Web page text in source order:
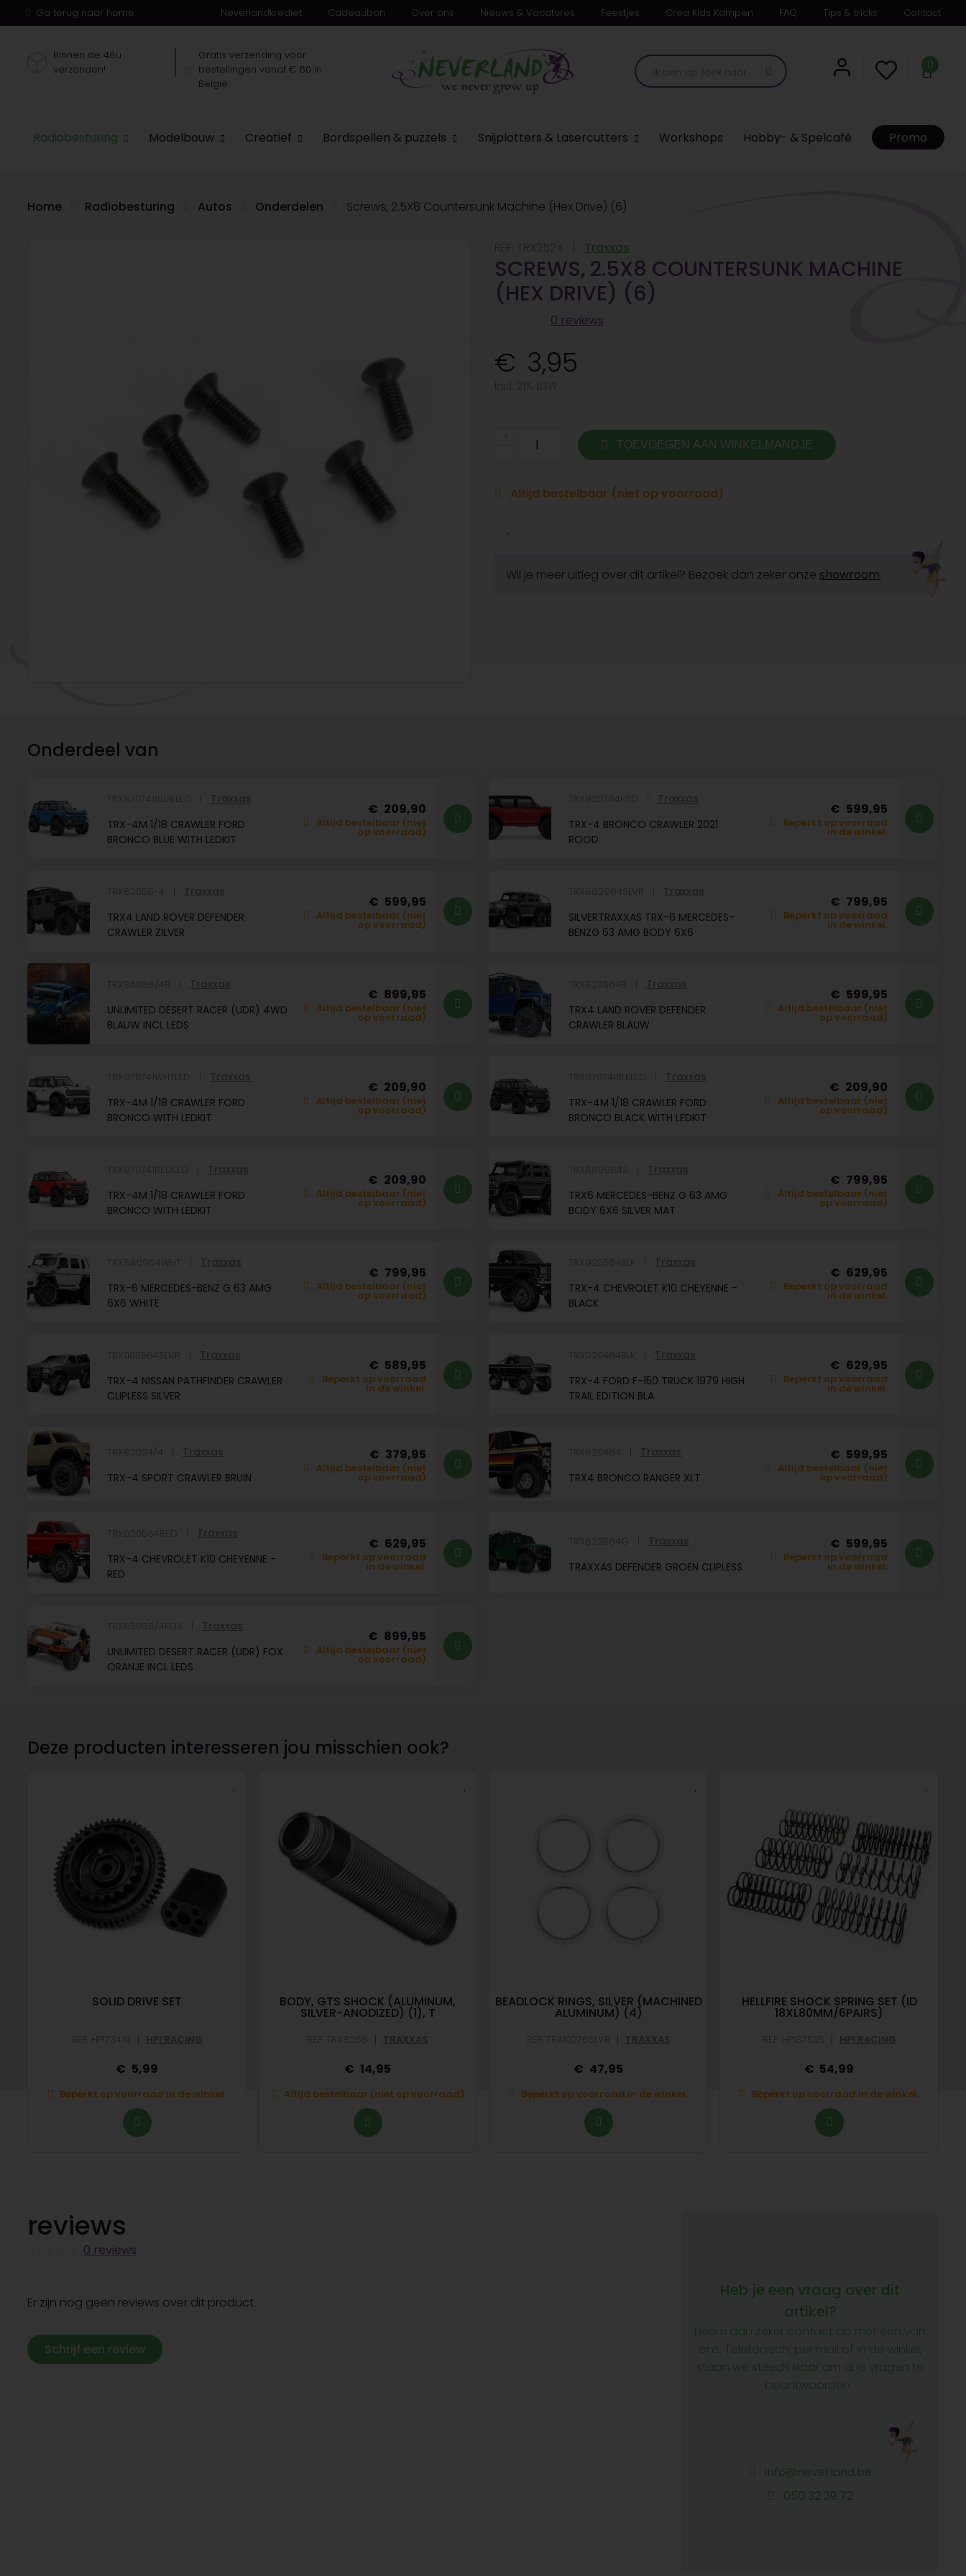
Ga terug naar home. Neverlandkrediet Cadeaubon Over ons Nieuws & Vacatures Feestjes Crea Kids Kampen FAQ Tips & tricks Contact
Binnen de 48u
verzonden!
Gratis verzending voor
bestellingen vanaf € 60 in
België
0
Radiobesturing Modelbouw Creatief Bordspellen & puzzels Snijplotters & Lasercutters Workshops Hobby- & Spelcafé Promo
Home Radiobesturing Autos Onderdelen Screws, 2.5X8 Countersunk Machine (Hex Drive) (6)
Traxxas
SCREWS, 2.5X8 COUNTERSUNK MACHINE
(HEX DRIVE) (6)
0 reviews
3,95
TOEVOEGEN AAN WINKELMANDJE
Altijd bestelbaar (niet op voorraad)
Wil je meer uitleg over dit artikel? Bezoek dan zeker onze showroom.
Onderdeel van
TRX970741BLUELED
Traxxas
TRX-4M 1/18 CRAWLER FORD
BRONCO BLUE WITH LEDKIT
209,90
Altijd bestelbaar (niet
op voorraad)
TRX920764RED
Traxxas
TRX-4 BRONCO CRAWLER 2021
ROOD
599,95
Beperkt op voorraad
in de winkel.
TRX82056-4
Traxxas
TRX4 LAND ROVER DEFENDER
CRAWLER ZILVER
599,95
Altijd bestelbaar (niet
op voorraad)
TRX882964SLVR
Traxxas
SILVERTRAXXAS TRX-6 MERCEDES-
BENZG 63 AMG BODY 6X6
799,95
Beperkt op voorraad
in de winkel.
TRX85086/4B
Traxxas
UNLIMITED DESERT RACER (UDR) 4WD
BLAUW INCL LEDS
899,95
Altijd bestelbaar (niet
op voorraad)
TRX820564B
Traxxas
TRX4 LAND ROVER DEFENDER
CRAWLER BLAUW
599,95
Altijd bestelbaar (niet
op voorraad)
TRX970741WHTLED
Traxxas
TRX-4M 1/18 CRAWLER FORD
BRONCO WITH LEDKIT
209,90
Altijd bestelbaar (niet
op voorraad)
TRX970741BLKLED
Traxxas
TRX-4M 1/18 CRAWLER FORD
BRONCO BLACK WITH LEDKIT
209,90
Altijd bestelbaar (niet
op voorraad)
TRX970741REDLED
Traxxas
TRX-4M 1/18 CRAWLER FORD
BRONCO WITH LEDKIT
209,90
Altijd bestelbaar (niet
op voorraad)
TRX880964S
Traxxas
TRX6 MERCEDES-BENZ G 63 AMG
BODY 6X6 SILVER MAT
799,95
Altijd bestelbaar (niet
op voorraad)
TRX880964WHT
Traxxas
TRX-6 MERCEDES-BENZ G 63 AMG
6X6 WHITE
799,95
Altijd bestelbaar (niet
op voorraad)
TRX920564BLK
Traxxas
TRX-4 CHEVROLET K10 CHEYENNE -
BLACK
629,95
Beperkt op voorraad
in de winkel.
TRX1100564SLVR
Traxxas
TRX-4 NISSAN PATHFINDER CRAWLER
CLIPLESS SILVER
589,95
Beperkt op voorraad
in de winkel.
TRX920464BLK
Traxxas
TRX-4 FORD F-150 TRUCK 1979 HIGH
TRAIL EDITION BLA
629,95
Beperkt op voorraad
in de winkel.
TRX82024/4
Traxxas
TRX-4 SPORT CRAWLER BRUIN
379,95
Altijd bestelbaar (niet
op voorraad)
TRX820464
Traxxas
TRX4 BRONCO RANGER XLT
599,95
Altijd bestelbaar (niet
op voorraad)
TRX920564RED
Traxxas
TRX-4 CHEVROLET K10 CHEYENNE -
RED
629,95
Beperkt op voorraad
in de winkel.
TRX822564G
Traxxas
TRAXXAS DEFENDER GROEN CLIPLESS
599,95
Beperkt op voorraad
in de winkel.
TRX85086/4FOX
Traxxas
UNLIMITED DESERT RACER (UDR) FOX
ORANJE INCL LEDS
899,95
Altijd bestelbaar (niet
op voorraad)
Deze producten interesseren jou misschien ook?
SOLID DRIVE SET
REF: HPI73419 | HPI RACING
5,99
Beperkt op voorraad in de winkel.
BODY, GTS SHOCK (ALUMINUM,
SILVER-ANODIZED) (1), T
REF: TRX8266 | TRAXXAS
14,95
Altijd bestelbaar (niet op voorraad)
BEADLOCK RINGS, SILVER (MACHINED
ALUMINUM) (4)
REF: TRX10276SLVR | TRAXXAS
47,95
Beperkt op voorraad in de winkel.
HELLFIRE SHOCK SPRING SET (ID
18XL80MM/6PAIRS)
| HPI RACING
54,99
Beperkt op voorraad in de winkel.
reviews
0 reviews
Er zijn nog geen reviews over dit product.
Schrijf een review
Heb je een vraag over dit
artikel?
Neem dan zeker contact op met één van
ons. Telefonisch, per mail of in de winkel,
staan we steeds klaar om al je vragen te
beantwoorden.
info@neverland.be
050 32 39 72